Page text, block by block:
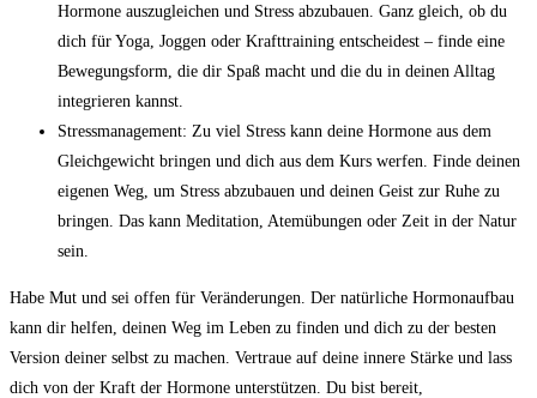
Hormone ⁣auszugleichen ⁢und Stress abzubauen. Ganz gleich, ​ob ⁣du
‍dich für Yoga, Joggen oder​ Krafttraining entscheidest – finde eine
Bewegungsform, die dir Spaß macht und ⁣die du in ​deinen Alltag
integrieren kannst.
Stressmanagement: Zu viel​ Stress‌ kann‌ deine​ Hormone‍ aus⁢ dem
Gleichgewicht bringen und dich ‍aus⁢ dem Kurs⁤ werfen. Finde deinen
‌eigenen‌ Weg, ​um Stress⁣ abzubauen und ⁢deinen‌ Geist zur ⁣Ruhe‌ zu
bringen. Das kann Meditation, Atemübungen oder Zeit ⁣in der⁣ Natur
sein.
Habe Mut​ und sei offen​ für Veränderungen. Der natürliche Hormonaufbau
kann⁣ dir‍ helfen, deinen⁤ Weg⁢ im⁣ Leben zu finden⁣ und dich zu der besten⁢
Version deiner‌ selbst ‌zu⁢ machen. Vertraue auf⁣ deine‍ innere ‍Stärke ⁤und‍ lass​
dich von der Kraft der ‍Hormone unterstützen. Du bist ⁢bereit,